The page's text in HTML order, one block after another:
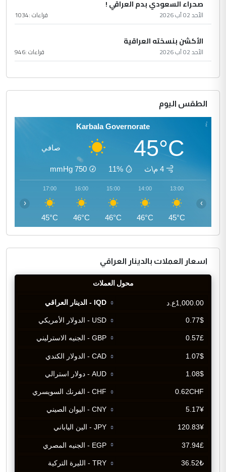
صحراء السعودي بدم العراقي !
الأحد 02 آب 2026 قراءات :1034
الأكشن بنسخته العراقية
الأحد 02 آب 2026 قراءات :946
الطقس اليوم
Karbala Governorate
45°C صافي
4 م\ث 11%
750
mmHg
13:00
45°C
14:00
46°C
15:00
46°C
16:00
46°C
17:00
45°C
‹ ›
اسعار العملات بالدينار العراقي